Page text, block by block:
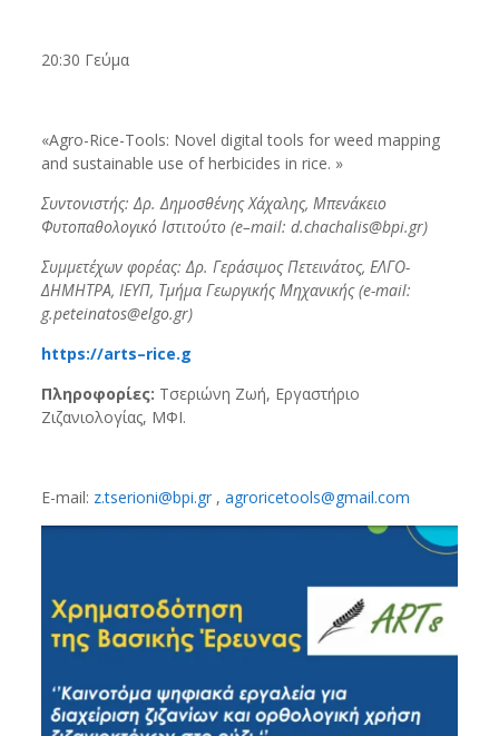
20:30 Γεύμα
«Agro-Rice-Tools: Novel digital tools for weed mapping
and sustainable use of herbicides in rice. »
Συντονιστής: Δρ. Δημοσθένης Χάχαλης, Μπενάκειο
Φυτοπαθολογικό Ιστιτούτο (e–mail: d.chachalis@bpi.gr)
Συμμετέχων φορέας: Δρ. Γεράσιμος Πετεινάτος, ΕΛΓΟ-
ΔΗΜΗΤΡΑ, ΙΕΥΠ, Τμήμα Γεωργικής Μηχανικής (e-mail:
g.peteinatos@elgo.gr)
https://arts–rice.g
Πληροφορίες: Τσεριώνη Ζωή, Εργαστήριο
Ζιζανιολογίας, ΜΦΙ.
E-mail: z.tserioni@bpi.gr, agroricetools@gmail.com